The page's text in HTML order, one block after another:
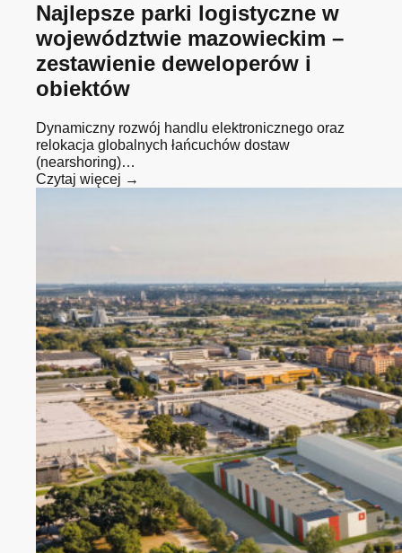
Najlepsze parki logistyczne w
województwie mazowieckim –
zestawienie deweloperów i
obiektów
Dynamiczny rozwój handlu elektronicznego oraz
relokacja globalnych łańcuchów dostaw
(nearshoring)…
Czytaj więcej →